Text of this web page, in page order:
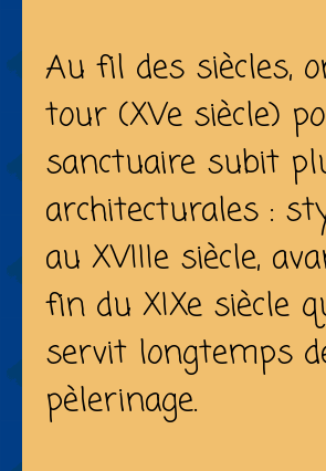
Au fil des siècles,
tour (XVe siècle)
sanctuaire subit
architecturales :
au XVIIIe siècle,
fin du XIXe siècle
servit longtemps
pèlerinage.